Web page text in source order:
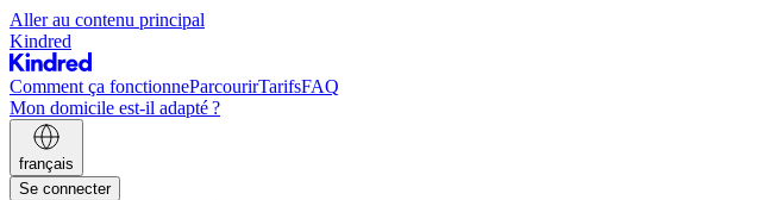
Aller au contenu principal
Kindred
Comment ça fonctionneParcourirTarifsFAQ
Mon domicile est-il adapté ?
français
Se connecter